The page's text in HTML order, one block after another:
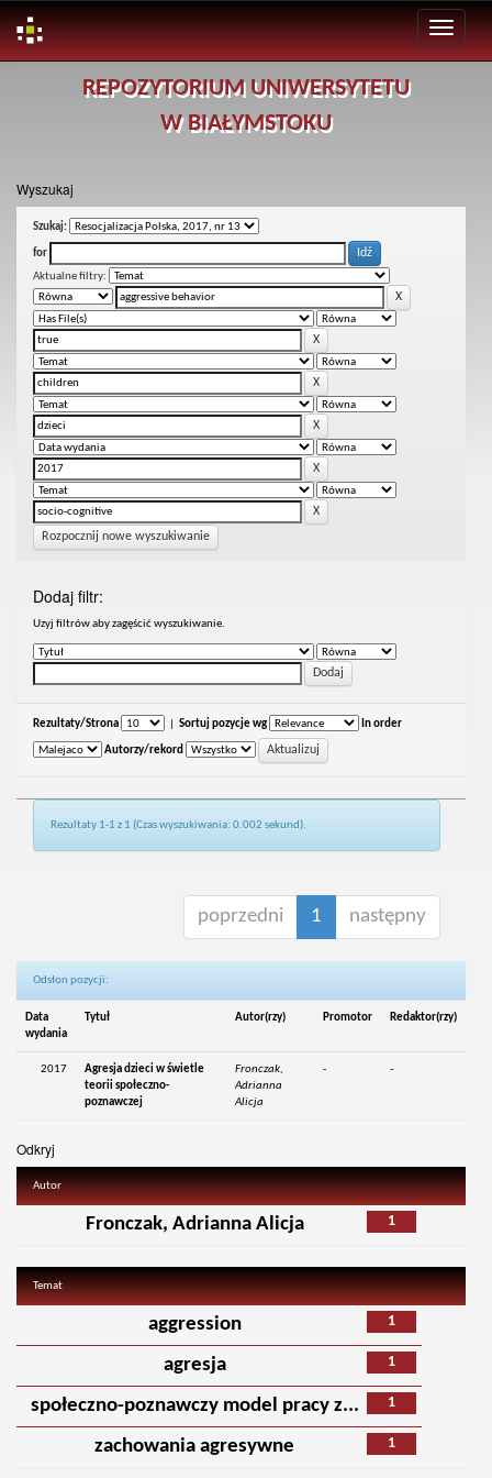
REPOZYTORIUM UNIWERSYTETU
W BIAŁYMSTOKU
Wyszukaj
Szukaj:
for
Aktualne filtry:
Rozpocznij nowe wyszukiwanie
Dodaj filtr:
Uzyj filtrów aby zagęścić wyszukiwanie.
Rezultaty/Strona Sortuj pozycje wg In order
Autorzy/rekord
Rezultaty 1-1 z 1 (Czas wyszukiwania: 0.002 sekund).
poprzedni 1 następny
Odsłon pozycji:
Data
wydania
Tytuł Autor(rzy) Promotor Redaktor(rzy)
2017
Agresja dzieci w świetle
teorii społeczno-
poznawczej
Fronczak,
Adrianna
Alicja
- -
Odkryj
Autor
1
Fronczak, Adrianna Alicja
Temat
1
aggression
1
agresja
1
społeczno-poznawczy model pracy z...
1
zachowania agresywne